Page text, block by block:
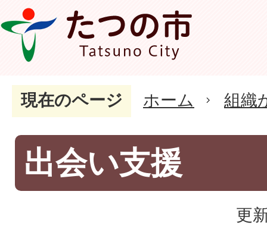
現在のページ ホーム 組織
出会い支援
更